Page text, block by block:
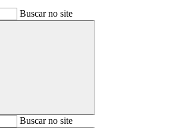
Buscar no site
BuscarBuscar no site